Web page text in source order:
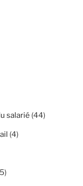
salarié (44)
(4)